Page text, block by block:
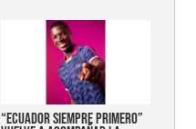
“Ecuador siempre primero”